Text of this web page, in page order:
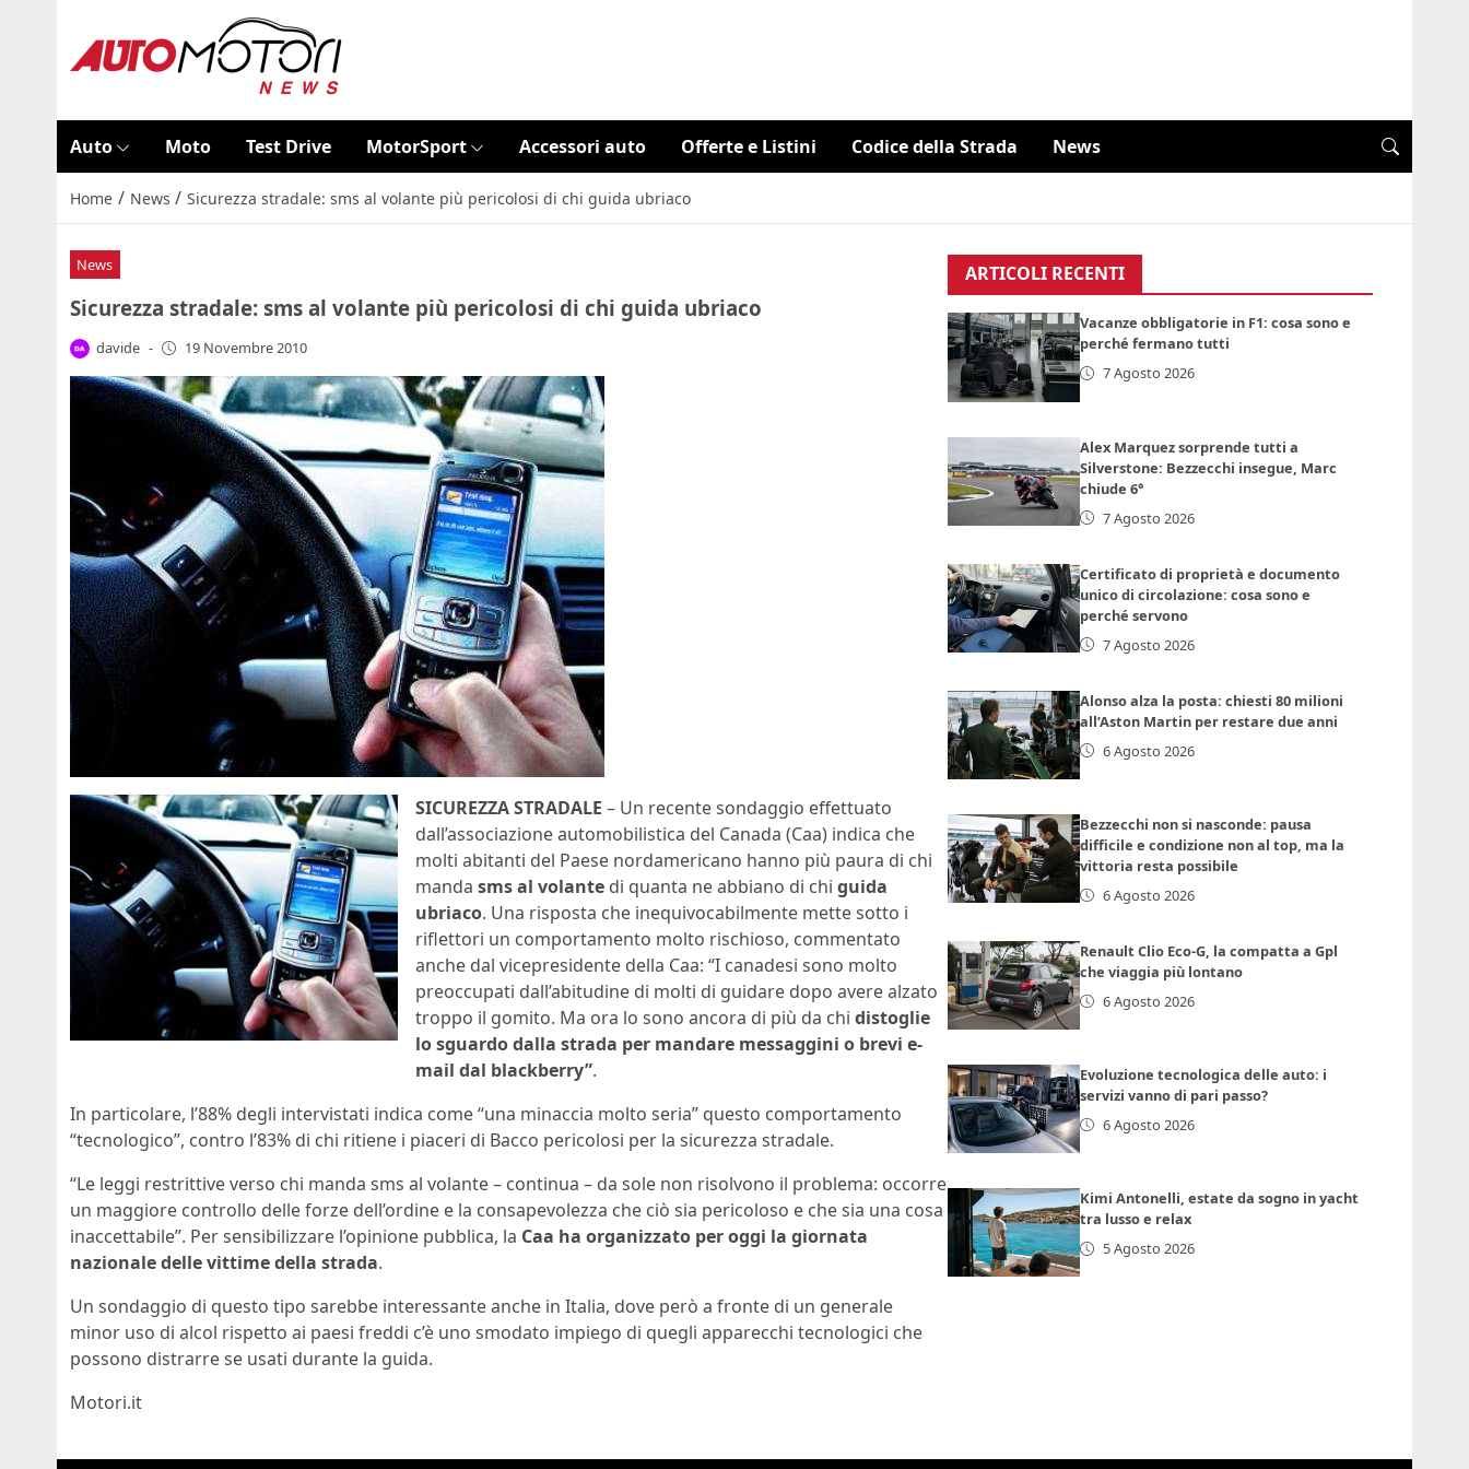
Auto Moto Test Drive MotorSport Accessori auto Offerte e Listini Codice della Strada News
Home / News / Sicurezza stradale: sms al volante più pericolosi di chi guida ubriaco
News
Sicurezza stradale: sms al volante più pericolosi di chi guida ubriaco
davide - 19 Novembre 2010
SICUREZZA STRADALE – Un recente sondaggio effettuato
dall’associazione automobilistica del Canada (Caa) indica che
molti abitanti del Paese nordamericano hanno più paura di chi
manda sms al volante di quanta ne abbiano di chi guida
ubriaco. Una risposta che inequivocabilmente mette sotto i
riflettori un comportamento molto rischioso, commentato
anche dal vicepresidente della Caa: “I canadesi sono molto
preoccupati dall’abitudine di molti di guidare dopo avere alzato
troppo il gomito. Ma ora lo sono ancora di più da chi distoglie
lo sguardo dalla strada per mandare messaggini o brevi e-
mail dal blackberry”.
In particolare, l’88% degli intervistati indica come “una minaccia molto seria” questo comportamento
“tecnologico”, contro l’83% di chi ritiene i piaceri di Bacco pericolosi per la sicurezza stradale.
“Le leggi restrittive verso chi manda sms al volante – continua – da sole non risolvono il problema: occorre
un maggiore controllo delle forze dell’ordine e la consapevolezza che ciò sia pericoloso e che sia una cosa
inaccettabile”. Per sensibilizzare l’opinione pubblica, la Caa ha organizzato per oggi la giornata
nazionale delle vittime della strada.
Un sondaggio di questo tipo sarebbe interessante anche in Italia, dove però a fronte di un generale
minor uso di alcol rispetto ai paesi freddi c’è uno smodato impiego di quegli apparecchi tecnologici che
possono distrarre se usati durante la guida.
Motori.it
ARTICOLI RECENTI
Vacanze obbligatorie in F1: cosa sono e
perché fermano tutti
7 Agosto 2026
Alex Marquez sorprende tutti a
Silverstone: Bezzecchi insegue, Marc
chiude 6°
7 Agosto 2026
Certificato di proprietà e documento
unico di circolazione: cosa sono e
perché servono
7 Agosto 2026
Alonso alza la posta: chiesti 80 milioni
all’Aston Martin per restare due anni
6 Agosto 2026
Bezzecchi non si nasconde: pausa
difficile e condizione non al top, ma la
vittoria resta possibile
6 Agosto 2026
Renault Clio Eco-G, la compatta a Gpl
che viaggia più lontano
6 Agosto 2026
Evoluzione tecnologica delle auto: i
servizi vanno di pari passo?
6 Agosto 2026
Kimi Antonelli, estate da sogno in yacht
tra lusso e relax
5 Agosto 2026